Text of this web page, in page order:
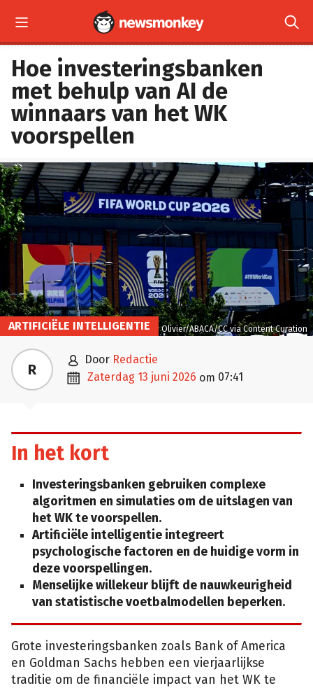
 
Hoe investeringsbanken
met behulp van AI de
winnaars van het WK
voorspellen
Douliery Olivier/ABACA/CC via Content Curation
ARTIFICIËLE INTELLIGENTIE
R  door Redactie
 zaterdag 13 juni 2026 om 07:41
In het kort
Investeringsbanken gebruiken complexe
algoritmen en simulaties om de uitslagen van
het WK te voorspellen.
Artificiële intelligentie integreert
psychologische factoren en de huidige vorm in
deze voorspellingen.
Menselijke willekeur blijft de nauwkeurigheid
van statistische voetbalmodellen beperken.
Grote investeringsbanken zoals Bank of America
en Goldman Sachs hebben een vierjaarlijkse
traditie om de financiële impact van het WK te